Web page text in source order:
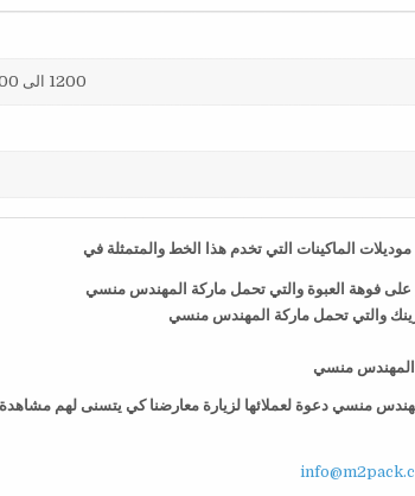
1200 الى 2000 غطاء فى الساعة
الماكينات التي تخدم هذا الخط والمتمثلة في
على فوهة العبوة والتي تحمل ماركة المهندس منسي
والتي تحمل ماركة المهندس منسي
المهندس منسي
منسي دعوة لعملائها لزيارة معارضنا كي يتسنى لهم مشاهدة